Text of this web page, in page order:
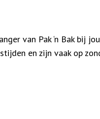
van Pak ‘n Bak bij
en zijn vaak op